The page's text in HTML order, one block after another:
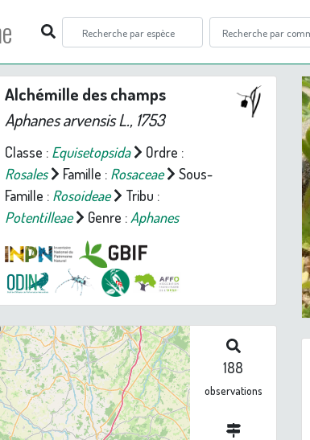
Alchémille des champs
Aphanes arvensisL., 1753
Classe : Equisetopsida
Ordre :
Rosales
Famille : Rosaceae
Sous-
Famille : Rosoideae
Tribu :
Potentilleae
Genre :Aphanes
188
observations